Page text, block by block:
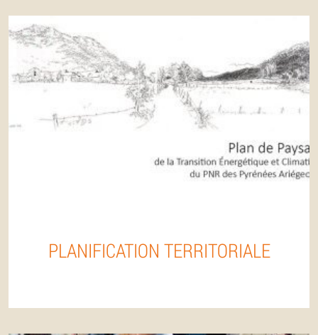
PLANIFICATION TERRITORIALE